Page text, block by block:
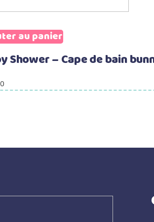
au panier
Shower – Cape de bain